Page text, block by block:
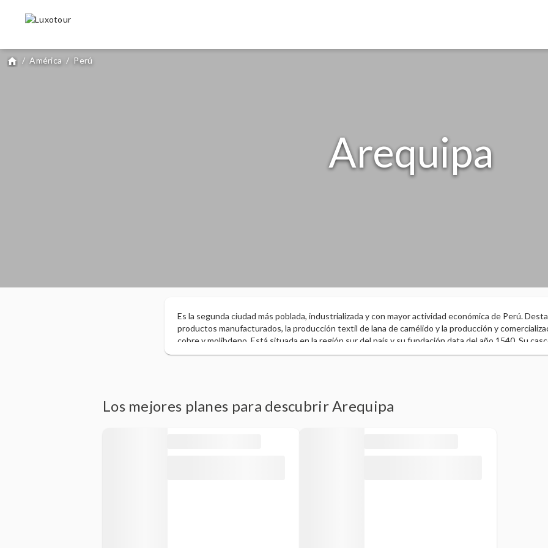
home / América / Perú
Arequipa
Es la segunda ciudad más poblada, industrializada y con mayor actividad económica de Perú.
productos manufacturados, la producción textil de lana de camélido y la producción y
cobre y molibdeno. Está situada en la región sur del país y su fundación data del año 1540. Su
Patrimonio de la Humanidad por la UNESCO en el año 2000 por el patrimonio histórico y
Los mejores planes para descubrir Arequipa